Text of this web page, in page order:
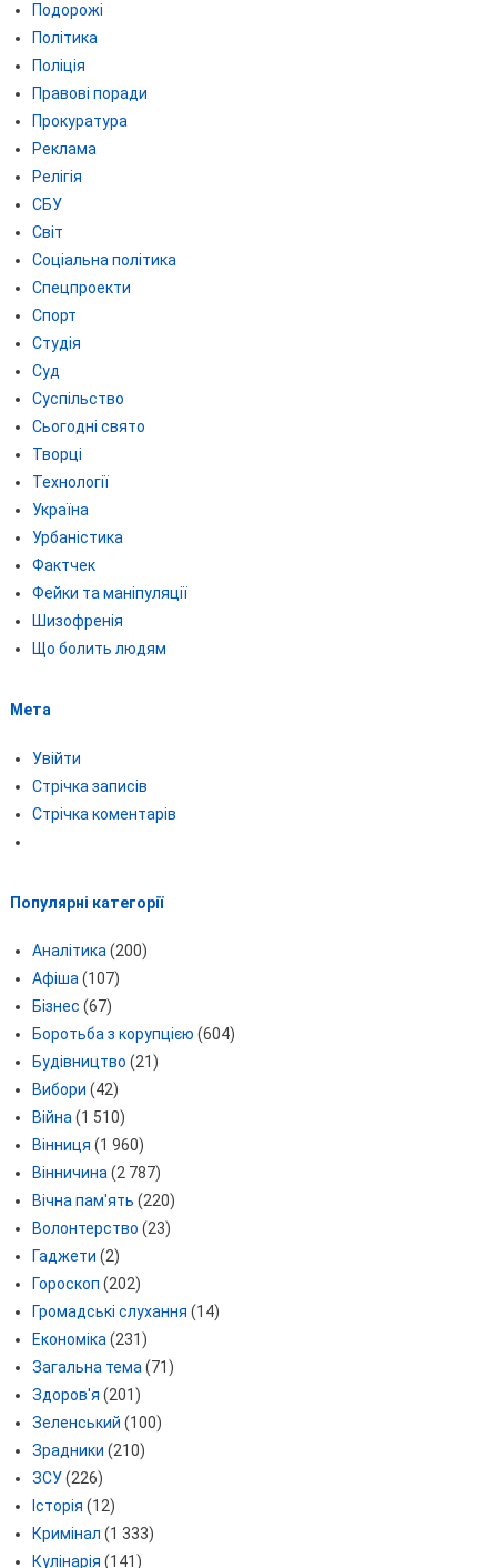
Подорожі
Політика
Поліція
Правові поради
Прокуратура
Реклама
Релігія
СБУ
Світ
Соціальна політика
Спецпроекти
Спорт
Студія
Суд
Суспільство
Сьогодні свято
Творці
Технології
Україна
Урбаністика
Фактчек
Фейки та маніпуляції
Шизофренія
Що болить людям
Мета
Увійти
Стрічка записів
Стрічка коментарів
Популярні категорії
Аналітика(200)
Афіша(107)
Бізнес (67)
Боротьба з корупцією (604)
Будівництво (21)
Вибори (42)
Війна(1 510)
Вінниця (1 960)
Вінничина(2 787)
Вічна пам'ять (220)
Волонтерство (23)
Гаджети (2)
Гороскоп (202)
Громадські слухання (14)
Економіка(231)
Загальна тема(71)
Здоров'я (201)
Зеленський (100)
Зрадники (210)
ЗСУ(226)
Історія (12)
Кримінал (1 333)
Кулінарія (141)